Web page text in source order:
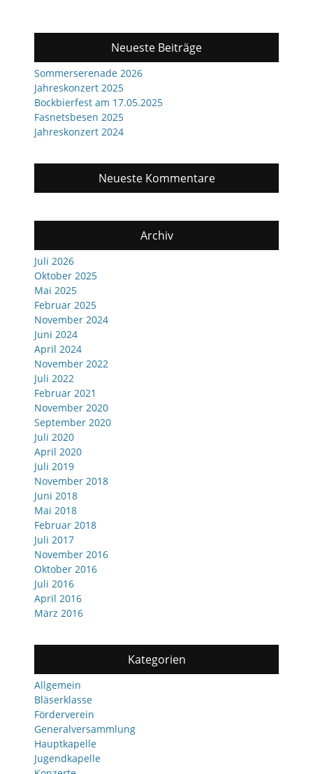
Neueste Beiträge
Sommerserenade 2026
Jahreskonzert 2025
Bockbierfest am 17.05.2025
Fasnetsbesen 2025
Jahreskonzert 2024
Neueste Kommentare
Archiv
Juli 2026
Oktober 2025
Mai 2025
Februar 2025
November 2024
Juni 2024
April 2024
November 2022
Juli 2022
Februar 2021
November 2020
September 2020
Juli 2020
April 2020
Juli 2019
November 2018
Juni 2018
Mai 2018
Februar 2018
Juli 2017
November 2016
Oktober 2016
Juli 2016
April 2016
März 2016
Kategorien
Allgemein
Bläserklasse
Förderverein
Generalversammlung
Hauptkapelle
Jugendkapelle